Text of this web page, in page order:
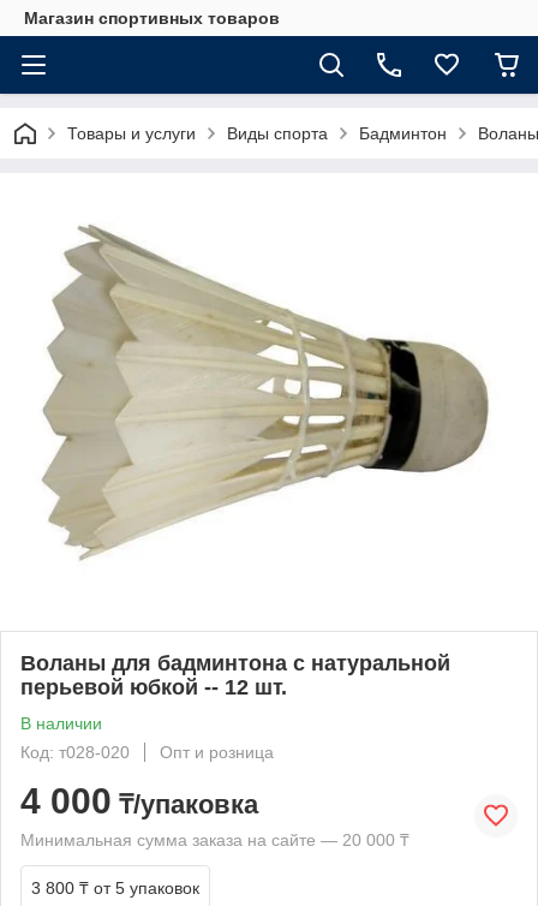
Магазин спортивных товаров
Товары и услуги Виды спорта Бадминтон
Воланы для бадминтона с натуральной
перьевой юбкой -- 12 шт.
В наличии
Код: т028-020
Опт и розница
4 000 ₸/упаковка
Минимальная сумма заказа на сайте — 20 000 ₸
3 800 ₸ от 5 упаковок